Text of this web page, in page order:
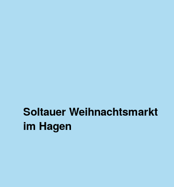
Soltauer Weihnachtsmarkt
im Hagen